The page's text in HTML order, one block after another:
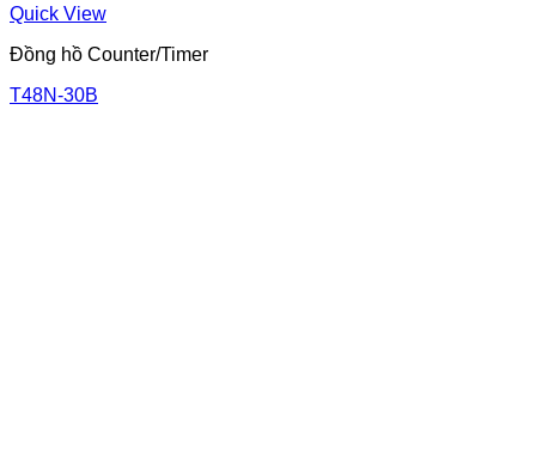
Quick View
Đồng hồ Counter/Timer
T48N-30B